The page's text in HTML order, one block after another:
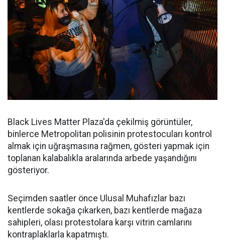
Black Lives Matter Plaza'da çekilmiş görüntüler,
binlerce Metropolitan polisinin protestocuları kontrol
almak için uğraşmasına rağmen, gösteri yapmak için
toplanan kalabalıkla aralarında arbede yaşandığını
gösteriyor.
Seçimden saatler önce Ulusal Muhafızlar bazı
kentlerde sokağa çıkarken, bazı kentlerde mağaza
sahipleri, olası protestolara karşı vitrin camlarını
kontraplaklarla kapatmıştı.